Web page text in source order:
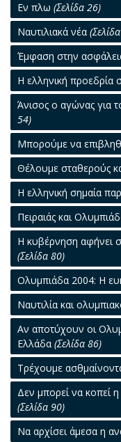
Eν πλω (Σελίδα 26)
Ναυτιλιακά νέα
Έμφαση στην
Η ελληνική
Άνισος ο αγώνας για
54)
Μπορούμε να
Θέλουμε σταθερούς
Η ελληνική σημαία
Πειραιάς και
Η κυβέρνηση αφήνει
(Σελίδα 80)
Ολυμπιάδα 2004: Η
Ναυτιλία και
Αν αποτύχουν οι
Ελλάδα (Σελίδα 86)
Τρέχουμε
Δεν μπορεί να κοπεί η
(Σελίδα 90)
Να αρχίσει άμεσα η